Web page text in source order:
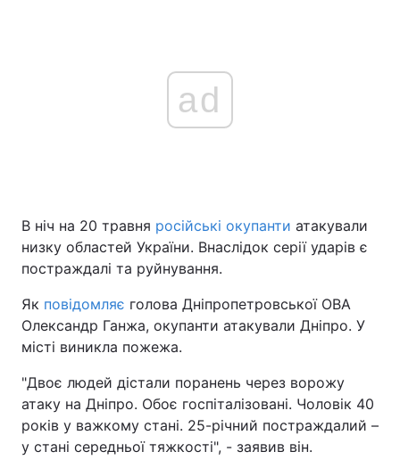
Україна Політика
Спорт Наука
Зброя Інциденти
Здоров'я Туризм
ad
В ніч на 20 травня російські окупанти атакували
низку областей України. Внаслідок серії ударів є
постраждалі та руйнування.
Як повідомляє голова Дніпропетровської ОВА
Олександр Ганжа, окупанти атакували Дніпро. У
місті виникла пожежа.
"Двоє людей дістали поранень через ворожу
атаку на Дніпро. Обоє госпіталізовані. Чоловік 40
років у важкому стані. 25-річний постраждалий –
у стані середньої тяжкості", - заявив він.